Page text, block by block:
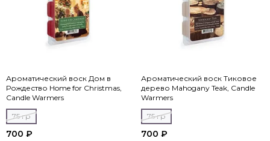
Ароматический воск Дом в
Рождество Home for Christmas,
Candle Warmers
75 гр
700 ₽
Ароматический воск Тиковое
дерево Mahogany Teak, Candle
Warmers
75 гр
700 ₽